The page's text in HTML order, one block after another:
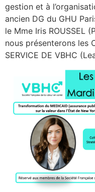
gestion et à
ancien DG du GHU
le Mme Iris ROUSSEL
nous présenterons les
SERVICE DE VBHC